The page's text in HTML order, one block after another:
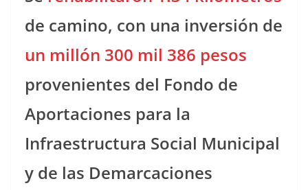
de camino, con una inversión de
un millón 300 mil 386 pesos
provenientes del Fondo de
Aportaciones para la
Infraestructura Social Municipal
y de las Demarcaciones